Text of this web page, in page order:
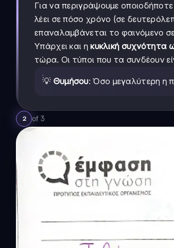
Για να περιγράψουμε
λέει σε πόσο χρόνο (σε
επαναλαμβάνεται το φαινόμενο
Υπάρχει και ηκυκλική συχνότητα
τώρα. Οι τύποι που τα συνδέουν
💡 Θυμήσου: Όσο μεγαλύτερη η
2 of 3